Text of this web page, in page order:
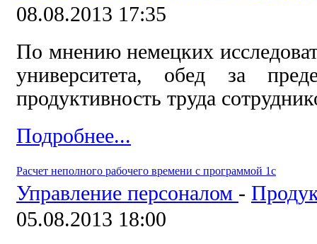
08.08.2013 17:35
По мнению немецких
университета, обед за
продуктивность труда
Подробнее...
Расчет неполного рабочего времени с программой 1с
Управление персоналом -
05.08.2013 18:00